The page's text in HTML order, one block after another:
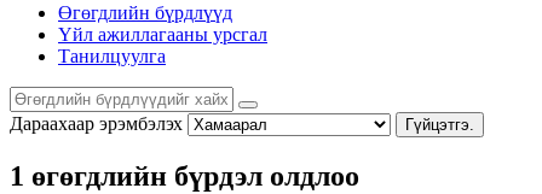
Өгөгдлийн бүрдлүүд
Үйл ажиллагааны урсгал
Танилцуулга
Дараахаар эрэмбэлэх Гүйцэтгэ.
1 өгөгдлийн бүрдэл олдлоо